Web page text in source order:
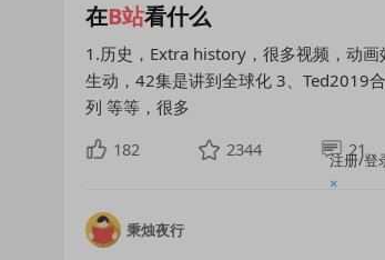
注册/登
×
在B站看什么
1.历史，Extra history，很多视频，动
生动，42集是讲到全球化 3、Ted2019
列 等等，很多
182
2344 21
秉烛夜行